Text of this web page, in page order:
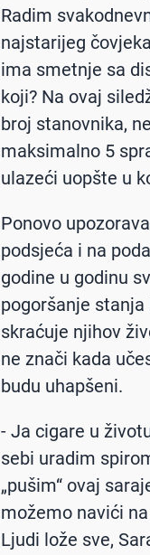
Radim
najstarijeg
ima smetnje sa
koji? Na ovaj
broj stanovnika,
maksimalno 5
ulazeći uopšte u
Ponovo
podsjeća i na
godine u godinu
pogoršanje
skraćuje njihov
ne znači kada
budu uhapšeni.
- Ja cigare u
sebi uradim
„pušim“ ovaj
možemo navići
Ljudi lože sve,